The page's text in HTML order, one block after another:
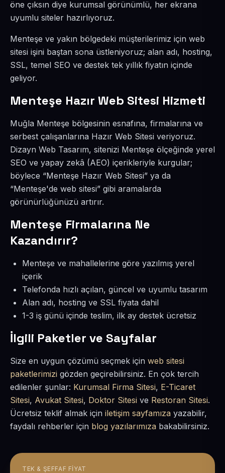
öne çıksın diye kurumsal görünümlü, her ekrana
uyumlu siteler hazırlıyoruz.
Menteşe ve yakın bölgedeki müşterilerimiz için web
sitesi işini baştan sona üstleniyoruz; alan adı, hosting,
SSL, temel SEO ve destek tek yıllık fiyatın içinde
geliyor.
Menteşe Hazır Web Sitesi Hizmeti
Muğla Menteşe bölgesinin esnafına, firmalarına ve
serbest çalışanlarına Hazır Web Sitesi veriyoruz.
Dizayn Web Tasarım, sitenizi Menteşe ölçeğinde yerel
SEO ve yapay zekâ (AEO) içerikleriyle kurgular;
böylece “Menteşe Hazır Web Sitesi” ya da
“Menteşe'de web sitesi” gibi aramalarda
görünürlüğünüzü artırır.
Menteşe Firmalarına Ne
Kazandırır?
Menteşe ve mahallelerine göre yazılmış yerel
içerik
Telefonda hızlı açılan, güncel ve uyumlu tasarım
Alan adı, hosting ve SSL fiyata dahil
1-3 iş günü içinde teslim, ilk ay destek ücretsiz
İlgili Paketler ve Sayfalar
Size en uygun çözümü seçmek için web sitesi
paketlerimizi gözden geçirebilirsiniz. En çok tercih
edilenler şunlar: Kurumsal Firma Sitesi, E-Ticaret
Sitesi, Avukat Sitesi, Doktor Sitesi ve Restoran Sitesi.
Ücretsiz teklif almak için iletişim sayfamıza yazabilir,
faydalı rehberler için blog yazılarımıza bakabilirsiniz.
TEK & ŞEFFAF FIYAT